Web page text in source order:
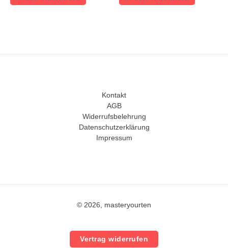
Kontakt
AGB
Widerrufsbelehrung
Datenschutzerklärung
Impressum
© 2026, masteryourten
Vertrag widerrufen